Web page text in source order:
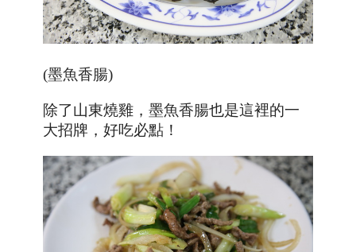
(墨魚香腸)
除了山東燒雞，墨魚香腸也是這裡的一
大招牌，好吃必點！